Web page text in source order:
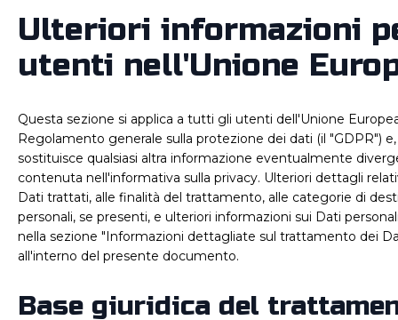
Ulteriori informazioni
utenti nell'Unione
Questa sezione si applica a tutti gli utenti dell'Unione
Regolamento generale sulla protezione dei dati (il "GDPR")
sostituisce qualsiasi altra informazione eventualmente
contenuta nell'informativa sulla privacy. Ulteriori dettagli
Dati trattati, alle finalità del trattamento, alle categorie di
personali, se presenti, e ulteriori informazioni sui Dati
nella sezione "Informazioni dettagliate sul trattamento dei
all'interno del presente documento.
Base giuridica del